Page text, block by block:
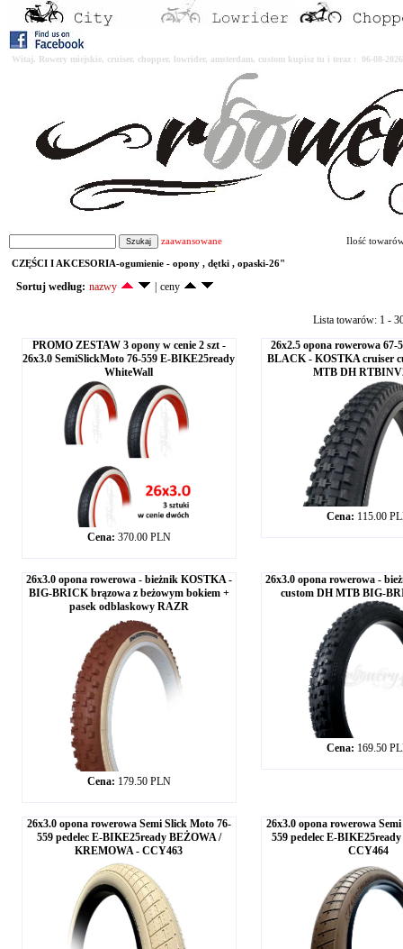
Witaj. Rowery miejskie, cruiser, chopper, lowrider, amsterdam, custom kupisz tu i teraz : 06-08-
zaawansowane Ilość
CZĘŚCI I AKCESORIA-ogumienie - opony , dętki , opaski-26"
Sortuj według: nazwy ceny
Lista towarów: 1 -
PROMO ZESTAW 3 opony w cenie 2 szt -
26x3.0 SemiSlickMoto 76-559 E-BIKE25ready
WhiteWall
Cena: 370.00 PLN
26x2.5 opona rowerowa 67-
BLACK - KOSTKA cruiser
MTB DH
Cena: 115.00
26x3.0 opona rowerowa - bieżnik KOSTKA -
BIG-BRICK brązowa z beżowym bokiem +
pasek odblaskowy RAZR
Cena: 179.50 PLN
26x3.0 opona rowerowa -
custom DH MTB BIG-
Cena: 169.50
26x3.0 opona rowerowa Semi Slick Moto 76-
559 pedelec E-BIKE25ready BEŻOWA /
KREMOWA - CCY463
26x3.0 opona rowerowa
559 pedelec E-
CCY464